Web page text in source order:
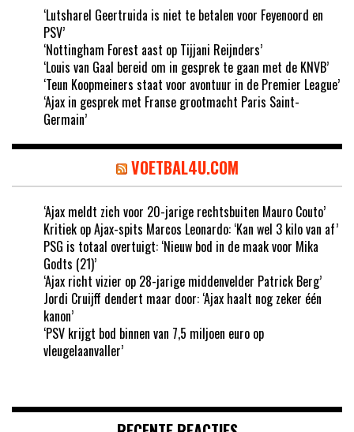
‘Lutsharel Geertruida is niet te betalen voor Feyenoord en
PSV’
‘Nottingham Forest aast op Tijjani Reijnders’
‘Louis van Gaal bereid om in gesprek te gaan met de KNVB’
‘Teun Koopmeiners staat voor avontuur in de Premier League’
‘Ajax in gesprek met Franse grootmacht Paris Saint-
Germain’
VOETBAL4U.COM
‘Ajax meldt zich voor 20-jarige rechtsbuiten Mauro Couto’
Kritiek op Ajax-spits Marcos Leonardo: ‘Kan wel 3 kilo van af’
PSG is totaal overtuigt: ‘Nieuw bod in de maak voor Mika
Godts (21)’
‘Ajax richt vizier op 28-jarige middenvelder Patrick Berg’
Jordi Cruijff dendert maar door: ‘Ajax haalt nog zeker één
kanon’
‘PSV krijgt bod binnen van 7,5 miljoen euro op
vleugelaanvaller’